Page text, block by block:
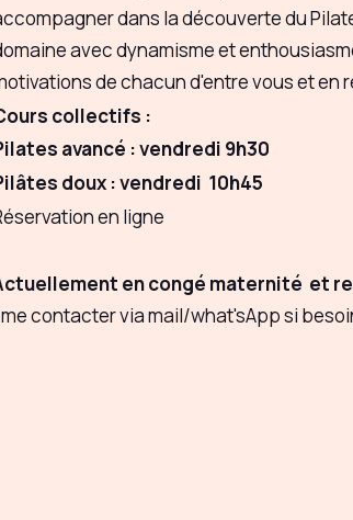
dans la découverte du
avec dynamisme et
de chacun d'entre vous et
collectifs :
avancé : vendredi 9h30
doux : vendredi 10h45
en ligne
en congé maternité et
contacter via mail/what'sApp si